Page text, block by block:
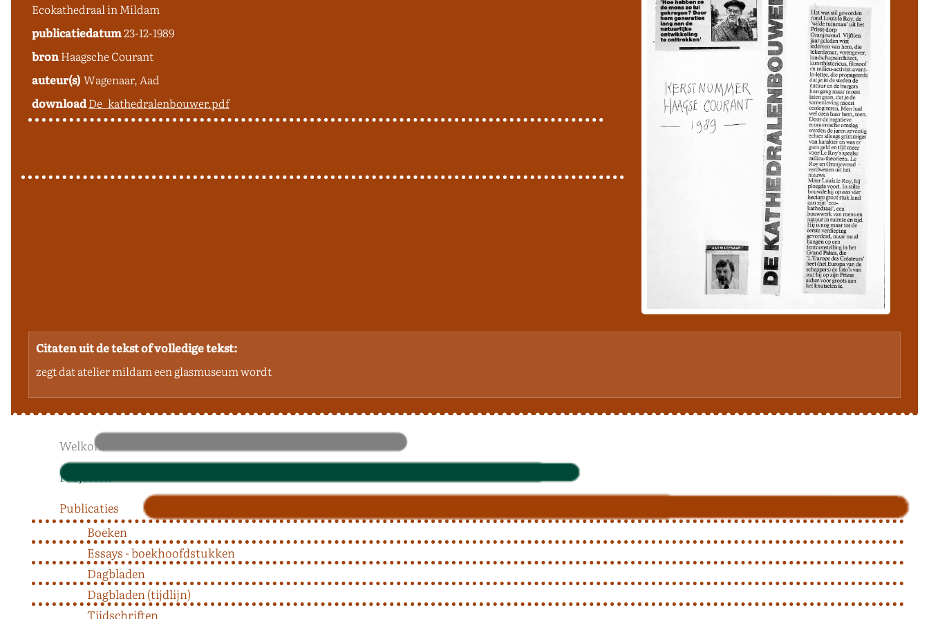
Welkom
Projecten
Publicaties
Boeken
Essays - boekhoofdstukken
Dagbladen
Dagbladen (tijdlijn)
Tijdschriften
Ecokathedraal in Mildam
publicatiedatum23-12-1989
bronHaagsche Courant
auteur(s) Wagenaar, Aad
downloadDe_kathedralenbouwer.pdf
Citaten uit de tekst of volledige tekst:
zegt dat atelier mildam een glasmuseum wordt